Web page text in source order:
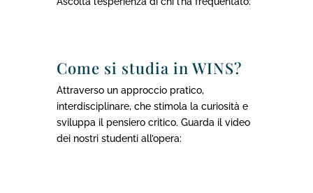
Come si studia in WINS?
Attraverso un approccio pratico,
interdisciplinare, che stimola la curiosità e
sviluppa il pensiero critico. Guarda il video
dei nostri studenti all’opera: